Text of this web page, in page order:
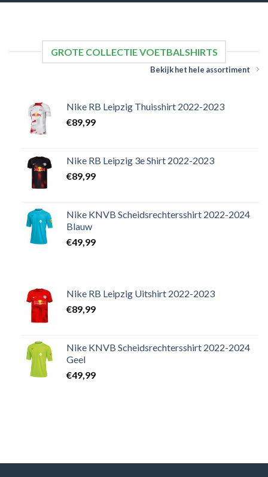
GROTE COLLECTIE VOETBALSHIRTS
Bekijk het hele assortiment
Nike RB Leipzig Thuisshirt 2022-2023
€89,99
Nike RB Leipzig 3e Shirt 2022-2023
€89,99
Nike KNVB Scheidsrechtersshirt 2022-2024
Blauw
€49,99
Nike RB Leipzig Uitshirt 2022-2023
€89,99
Nike KNVB Scheidsrechtersshirt 2022-2024
Geel
€49,99